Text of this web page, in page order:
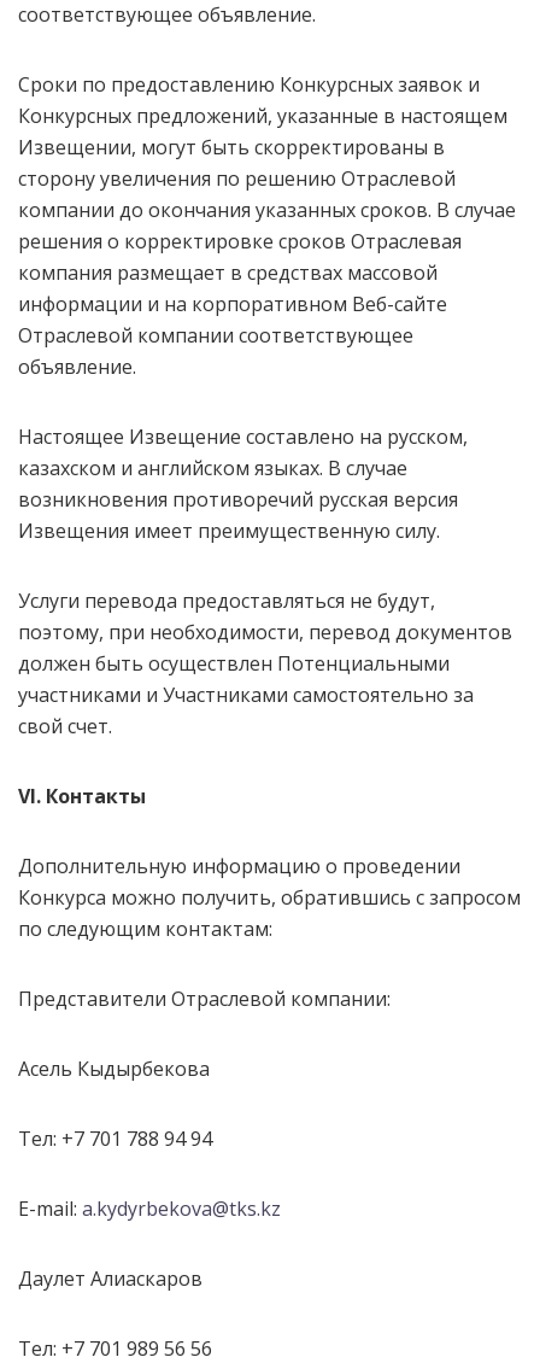
соответствующее объявление.
Сроки по предоставлению Конкурсных заявок и
Конкурсных предложений, указанные в настоящем
Извещении, могут быть скорректированы в
сторону увеличения по решению Отраслевой
компании до окончания указанных сроков. В случае
решения о корректировке сроков Отраслевая
компания размещает в средствах массовой
информации и на корпоративном Веб-сайте
Отраслевой компании соответствующее
объявление.
Настоящее Извещение составлено на русском,
казахском и английском языках. В случае
возникновения противоречий русская версия
Извещения имеет преимущественную силу.
Услуги перевода предоставляться не будут,
поэтому, при необходимости, перевод документов
должен быть осуществлен Потенциальными
участниками и Участниками самостоятельно за
свой счет.
VI. Контакты
Дополнительную информацию о проведении
Конкурса можно получить, обратившись с запросом
по следующим контактам:
Представители Отраслевой компании:
Асель Кыдырбекова
Тел: +7 701 788 94 94
E-mail: a.kydyrbekova@tks.kz
Даулет Алиаскаров
Тел: +7 701 989 56 56